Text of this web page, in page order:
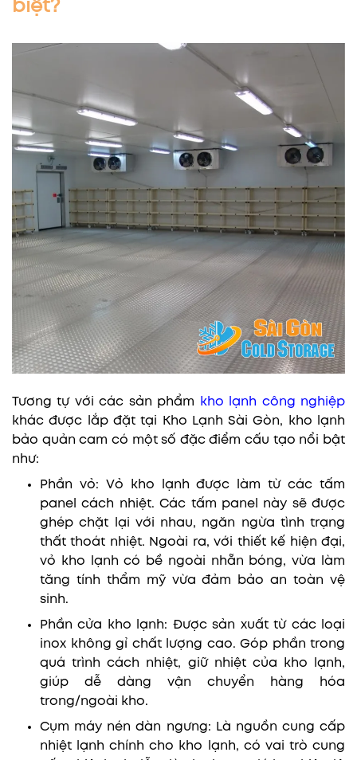
biệt?
Tương tự với các sản phẩm
kho lạnh công nghiệp
khác được lắp đặt tại Kho Lạnh Sài Gòn, kho lạnh
bảo quản cam có một số đặc điểm cấu tạo nổi bật
như:
Phần vỏ: Vỏ kho lạnh được làm từ các tấm
panel cách nhiệt. Các tấm panel này sẽ được
ghép chặt lại với nhau, ngăn ngừa tình trạng
thất thoát nhiệt. Ngoài ra, với thiết kế hiện đại,
vỏ kho lạnh có bề ngoài nhẵn bóng, vừa làm
tăng tính thẩm mỹ vừa đảm bảo an toàn vệ
sinh.
Phần cửa kho lạnh: Được sản xuất từ các loại
inox không gỉ chất lượng cao. Góp phần trong
quá trình cách nhiệt, giữ nhiệt của kho lạnh,
giúp dễ dàng vận chuyển hàng hóa
trong/ngoài kho.
Cụm máy nén dàn ngưng: Là nguồn cung cấp
nhiệt lạnh chính cho kho lạnh, có vai trò cung